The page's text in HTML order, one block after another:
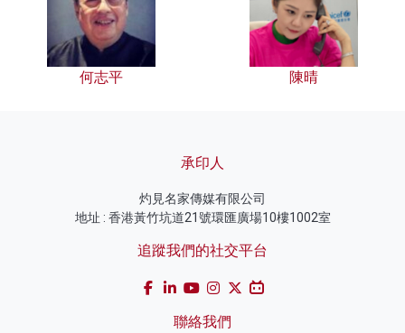
何志平 陳晴
承印人
灼見名家傳媒有限公司
地址 : 香港黃竹坑道21號環匯廣場10樓1002室
追蹤我們的社交平台
聯絡我們